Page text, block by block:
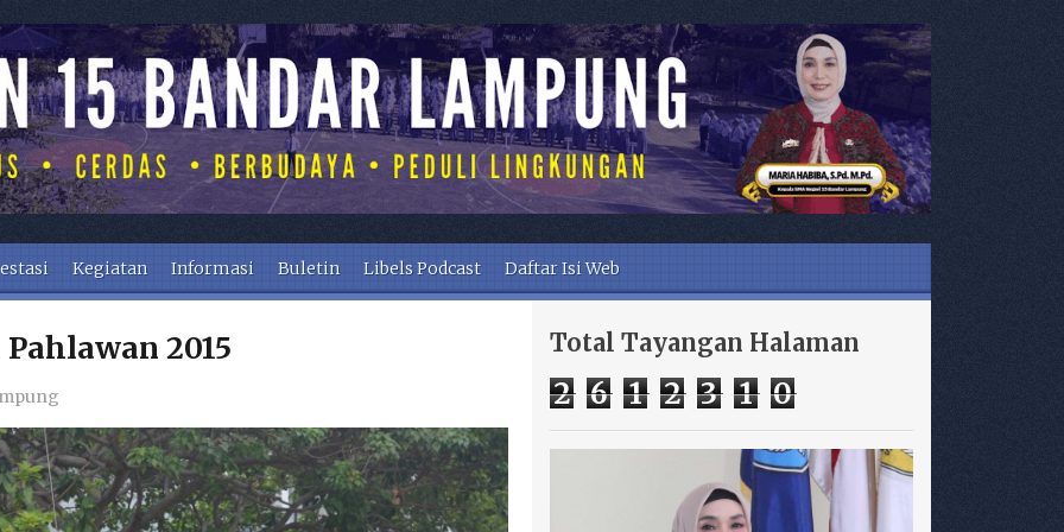
Kegiatan Informasi Buletin Libels Podcast Daftar Isi Web
2015 Total Tayangan Halaman
2 6 1 2 3 1 0